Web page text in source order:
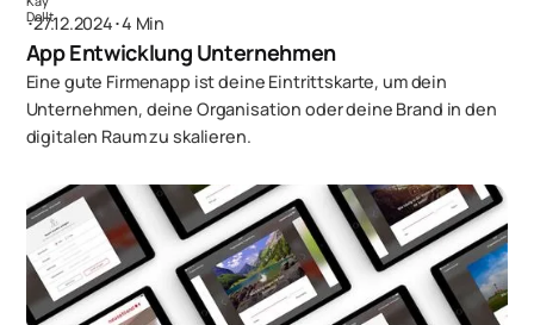
･27.12.2024･4 Min
App Entwicklung Unternehmen
Eine gute Firmenapp ist deine Eintrittskarte, um dein
Unternehmen, deine Organisation oder deine Brand in den
digitalen Raum zu skalieren.